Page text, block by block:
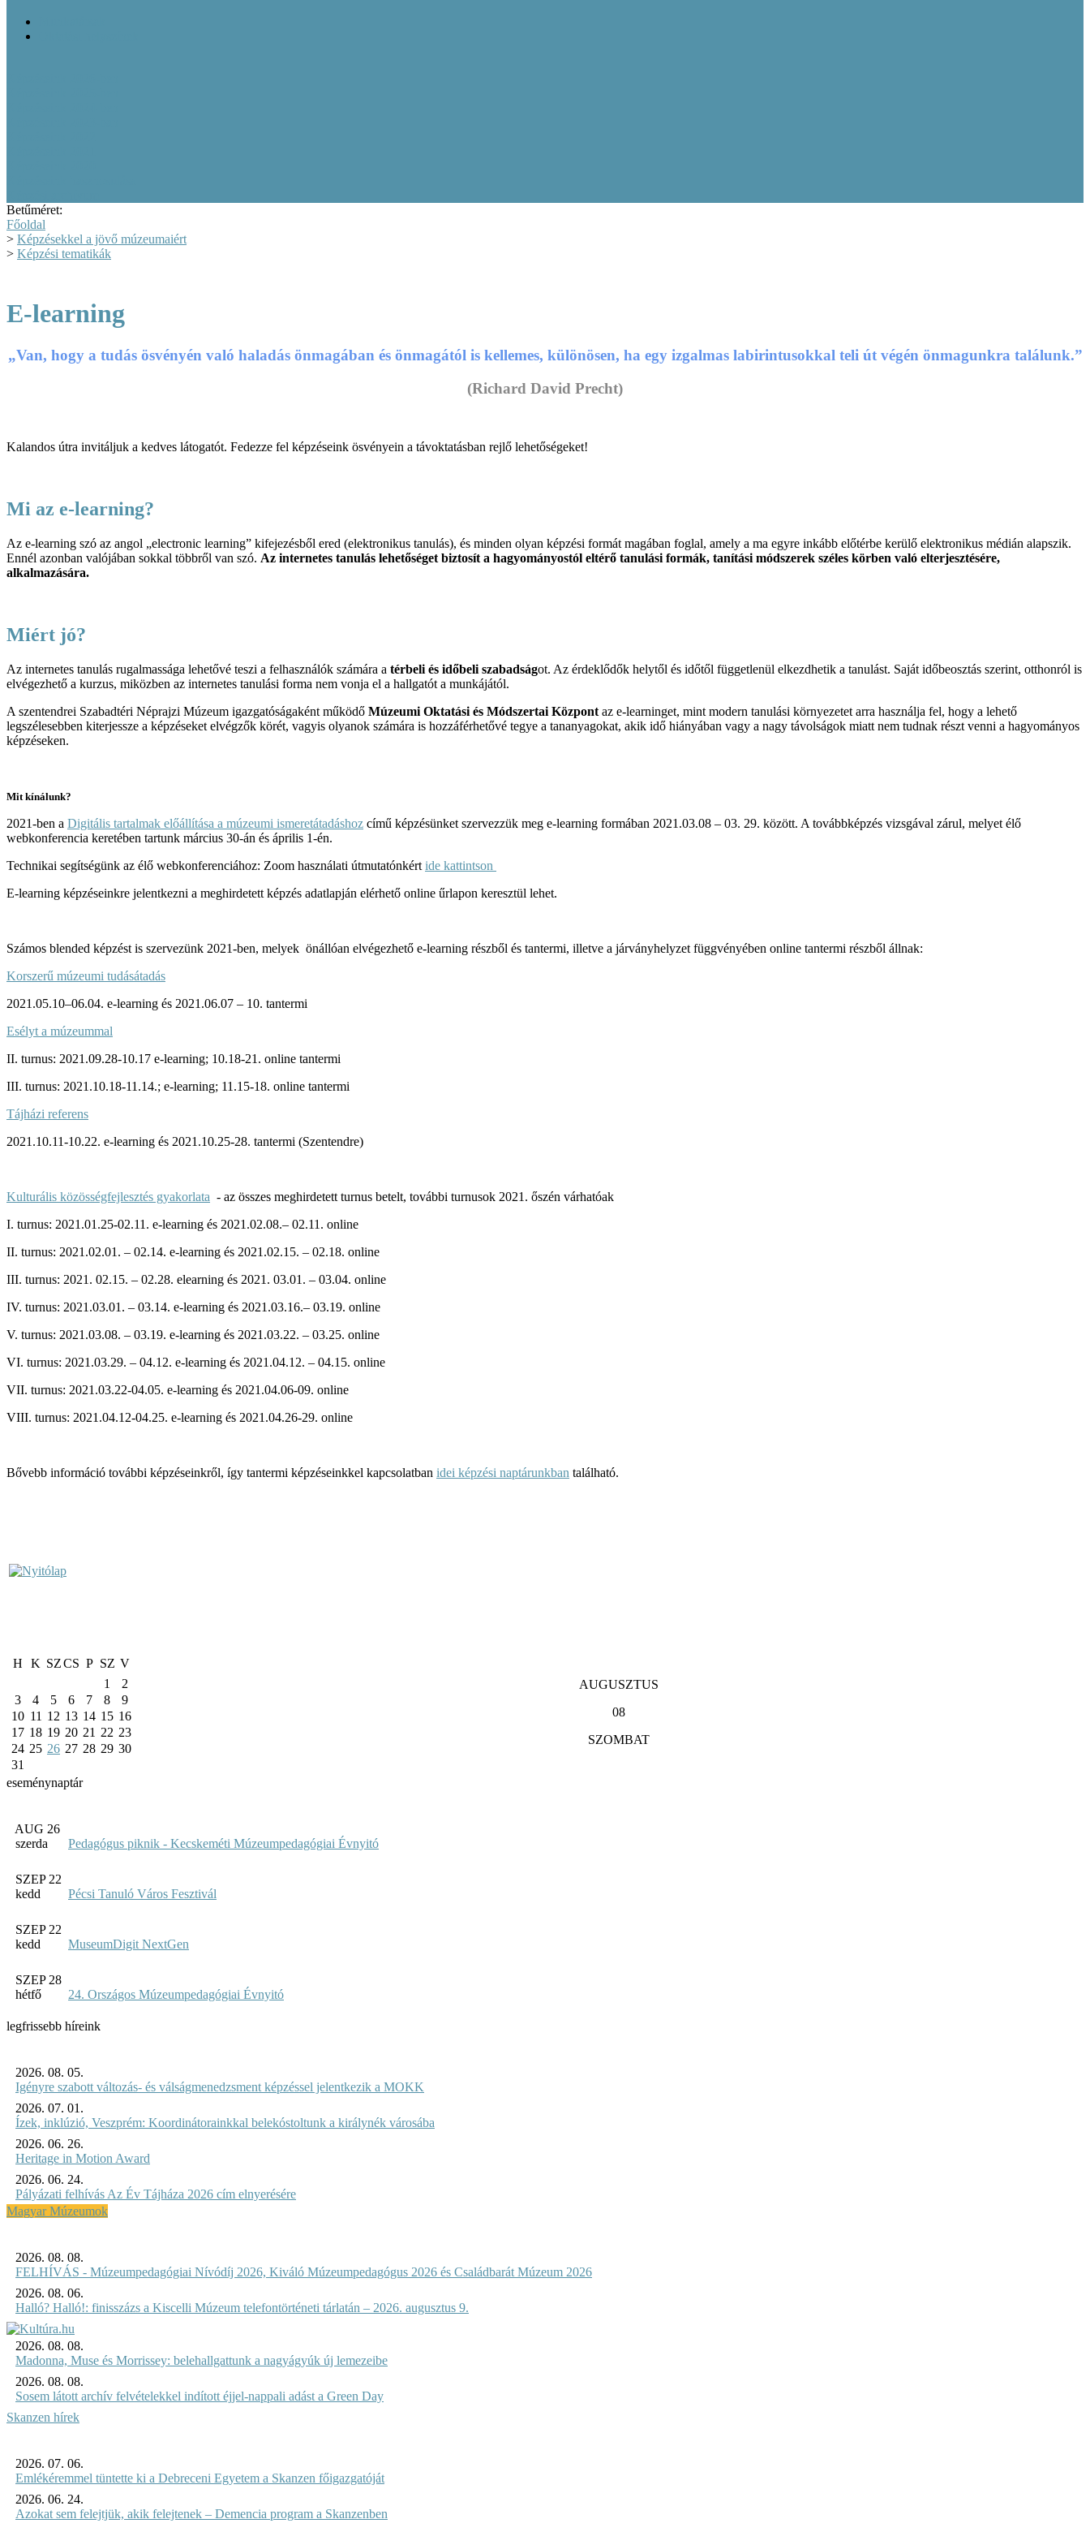
Betűméret:
Főoldal
> Képzésekkel a jövő múzeumaiért
> Képzési tematikák
E-learning
„Van, hogy a tudás ösvényén való haladás önmagában és önmagától is kellemes, különösen, ha egy izgalmas labirintusokkal teli út végén önmagunkra találunk.”
(Richard David Precht)
Kalandos útra invitáljuk a kedves látogatót. Fedezze fel képzéseink ösvényein a távoktatásban rejlő lehetőségeket!
Mi az e-learning?
Az e-learning szó az angol „electronic learning” kifejezésből ered (elektronikus tanulás), és minden olyan képzési formát magában foglal, amely a ma egyre inkább előtérbe kerülő elektronikus médián alapszik.
Ennél azonban valójában sokkal többről van szó. Az internetes tanulás lehetőséget biztosít a hagyományostól eltérő tanulási formák, tanítási módszerek széles körben való elterjesztésére,
alkalmazására.
Miért jó?
Az internetes tanulás rugalmassága lehetővé teszi a felhasználók számára a térbeli és időbeli szabadságot. Az érdeklődők helytől és időtől függetlenül elkezdhetik a tanulást. Saját időbeosztás szerint, otthonról is
elvégezhető a kurzus, miközben az internetes tanulási forma nem vonja el a hallgatót a munkájától.
A szentendrei Szabadtéri Néprajzi Múzeum igazgatóságaként működő Múzeumi Oktatási és Módszertai Központ az e-learninget, mint modern tanulási környezetet arra használja fel, hogy a lehető
legszélesebben kiterjessze a képzéseket elvégzők körét, vagyis olyanok számára is hozzáférhetővé tegye a tananyagokat, akik idő hiányában vagy a nagy távolságok miatt nem tudnak részt venni a hagyományos
képzéseken.
Mit kínálunk?
2021-ben a Digitális tartalmak előállítása a múzeumi ismeretátadáshoz című képzésünket szervezzük meg e-learning formában 2021.03.08 – 03. 29. között. A továbbképzés vizsgával zárul, melyet élő
webkonferencia keretében tartunk március 30-án és április 1-én.
Technikai segítségünk az élő webkonferenciához: Zoom használati útmutatónkért ide kattintson
E-learning képzéseinkre jelentkezni a meghirdetett képzés adatlapján elérhető online űrlapon keresztül lehet.
Számos blended képzést is szervezünk 2021-ben, melyek önállóan elvégezhető e-learning részből és tantermi, illetve a járványhelyzet függvényében online tantermi részből állnak:
Korszerű múzeumi tudásátadás
2021.05.10–06.04. e-learning és 2021.06.07 – 10. tantermi
Esélyt a múzeummal
II. turnus: 2021.09.28-10.17 e-learning; 10.18-21. online tantermi
III. turnus: 2021.10.18-11.14.; e-learning; 11.15-18. online tantermi
Tájházi referens
2021.10.11-10.22. e-learning és 2021.10.25-28. tantermi (Szentendre)
Kulturális közösségfejlesztés gyakorlata - az összes meghirdetett turnus betelt, további turnusok 2021. őszén várhatóak
I. turnus: 2021.01.25-02.11. e-learning és 2021.02.08.– 02.11. online
II. turnus: 2021.02.01. – 02.14. e-learning és 2021.02.15. – 02.18. online
III. turnus: 2021. 02.15. – 02.28. elearning és 2021. 03.01. – 03.04. online
IV. turnus: 2021.03.01. – 03.14. e-learning és 2021.03.16.– 03.19. online
V. turnus: 2021.03.08. – 03.19. e-learning és 2021.03.22. – 03.25. online
VI. turnus: 2021.03.29. – 04.12. e-learning és 2021.04.12. – 04.15. online
VII. turnus: 2021.03.22-04.05. e-learning és 2021.04.06-09. online
VIII. turnus: 2021.04.12-04.25. e-learning és 2021.04.26-29. online
Bővebb információ további képzéseinkről, így tantermi képzéseinkkel kapcsolatban idei képzési naptárunkban található.
H K SZCS P SZ V
1
2
3
4 5 6 7 8
9
10 11 12 13 14 15 16
17 18 19 20 21 22 23
24 25 26 27 28 29 30
31
AUGUSZTUS
08
SZOMBAT
eseménynaptár
AUG 26
szerda
Pedagógus piknik - Kecskeméti Múzeumpedagógiai Évnyitó
SZEP 22
kedd
Pécsi Tanuló Város Fesztivál
SZEP 22
kedd
MuseumDigit NextGen
SZEP 28
hétfő
24. Országos Múzeumpedagógiai Évnyitó
legfrissebb híreink
2026. 08. 05.
Igényre szabott változás- és válságmenedzsment képzéssel jelentkezik a MOKK
2026. 07. 01.
Ízek, inklúzió, Veszprém: Koordinátorainkkal belekóstoltunk a királynék városába
2026. 06. 26.
Heritage in Motion Award
2026. 06. 24.
Pályázati felhívás Az Év Tájháza 2026 cím elnyerésére
Magyar Múzeumok
2026. 08. 08.
FELHÍVÁS - Múzeumpedagógiai Nívódíj 2026, Kiváló Múzeumpedagógus 2026 és Családbarát Múzeum 2026
2026. 08. 06.
Halló? Halló!: finisszázs a Kiscelli Múzeum telefontörténeti tárlatán – 2026. augusztus 9.
2026. 08. 08.
Madonna, Muse és Morrissey: belehallgattunk a nagyágyúk új lemezeibe
2026. 08. 08.
Sosem látott archív felvételekkel indított éjjel-nappali adást a Green Day
Skanzen hírek
2026. 07. 06.
Emlékéremmel tüntette ki a Debreceni Egyetem a Skanzen főigazgatóját
2026. 06. 24.
Azokat sem felejtjük, akik felejtenek – Demencia program a Skanzenben